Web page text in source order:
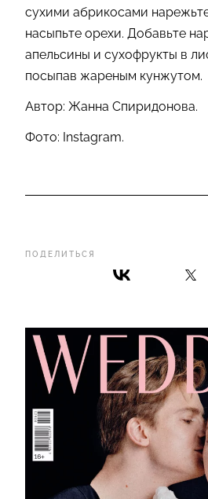
ПОДЕЛИТЬСЯ
сухими абрикосами
насыпьте орехи. Добавьте
апельсины и сухофрукты в
посыпав жареным кунжутом.
Автор: Жанна Спиридонова.
Фото: Instagram.